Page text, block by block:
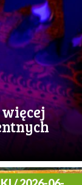
więcej